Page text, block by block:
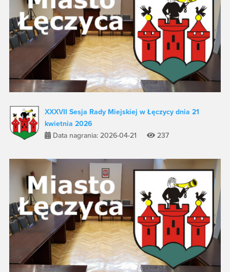
XXXVII Sesja Rady Miejskiej w Łęczycy dnia 21
kwietnia 2026
Data nagrania: 2026-04-21
237